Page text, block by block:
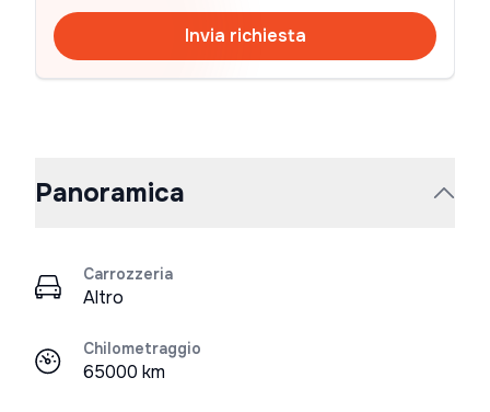
Invia richiesta
Panoramica
Carrozzeria
Altro
Chilometraggio
65000 km